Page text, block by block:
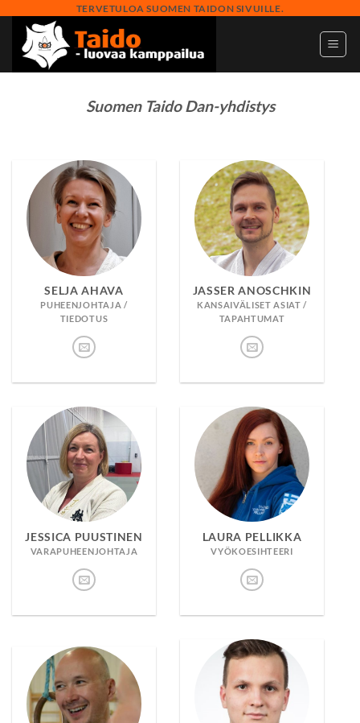
content
TERVETULOA SUOMEN TAIDON SIVUILLE.
Suomen Taido Dan-yhdistys
SELJA AHAVA
PUHEENJOHTAJA /
TIEDOTUS
JASSER ANOSCHKIN
KANSAIVÄLISET ASIAT /
TAPAHTUMAT
JESSICA PUUSTINEN
VARAPUHEENJOHTAJA
LAURA PELLIKKA
VYÖKOESIHTEERI